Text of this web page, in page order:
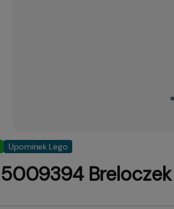
Upominek Lego
5009394